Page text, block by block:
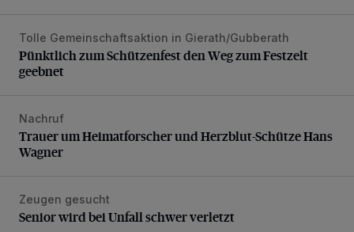
Pünktlich zum Schützenfest den Weg zum Festzelt
Tolle Gemeinschaftsaktion in Gierath/Gubberath
Pünktlich zum Schützenfest den Weg zum Festzelt
geebnet
Trauer um Heimatforscher und Herzblut-Schütze Hans
Nachruf
Trauer um Heimatforscher und Herzblut-Schütze Hans
Wagner
Senior wird bei Unfall schwer verletzt
Zeugen gesucht
Senior wird bei Unfall schwer verletzt